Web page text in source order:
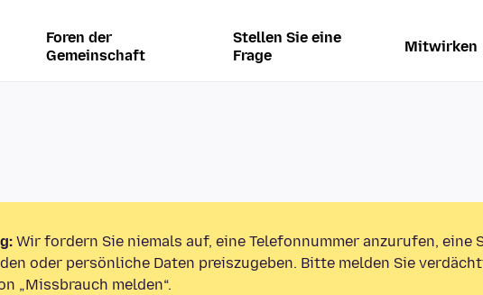
Foren der
Gemeinschaft
Stellen Sie eine
Frage
Mitwirken
Wir fordern Sie niemals auf, eine Telefonnummer anzurufen, eine
oder persönliche Daten preiszugeben. Bitte melden Sie
„Missbrauch melden“.